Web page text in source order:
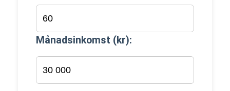
Månadsinkomst (kr):